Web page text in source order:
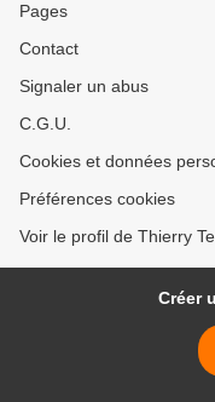
Pages
Contact
Signaler un abus
C.G.U.
Cookies et données
Préférences cookies
Voir le profil de Thierry
Créer